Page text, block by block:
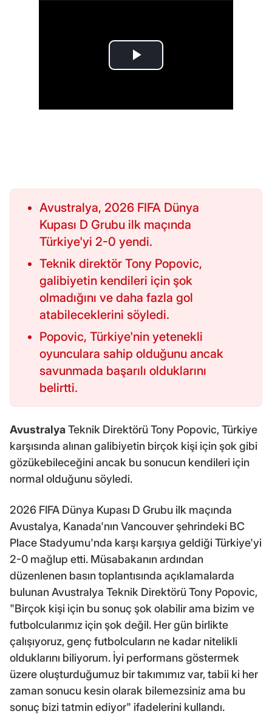
Avustralya, 2026 FIFA Dünya
Kupası D Grubu ilk maçında
Türkiye'yi 2-0 yendi.
Teknik direktör Tony Popovic,
galibiyetin kendileri için şok
olmadığını ve daha fazla gol
atabileceklerini söyledi.
Popovic, Türkiye'nin yetenekli
oyunculara sahip olduğunu ancak
savunmada başarılı olduklarını
belirtti.
Avustralya Teknik Direktörü Tony Popovic, Türkiye
karşısında alınan galibiyetin birçok kişi için şok gibi
gözükebileceğini ancak bu sonucun kendileri için
normal olduğunu söyledi.
2026 FIFA Dünya Kupası D Grubu ilk maçında
Avustalya, Kanada'nın Vancouver şehrindeki BC
Place Stadyumu'nda karşı karşıya geldiği Türkiye'yi
2-0 mağlup etti. Müsabakanın ardından
düzenlenen basın toplantısında açıklamalarda
bulunan Avustralya Teknik Direktörü Tony Popovic,
"Birçok kişi için bu sonuç şok olabilir ama bizim ve
futbolcularımız için şok değil. Her gün birlikte
çalışıyoruz, genç futbolcuların ne kadar nitelikli
olduklarını biliyorum. İyi performans göstermek
üzere oluşturduğumuz bir takımımız var, tabii ki her
zaman sonucu kesin olarak bilemezsiniz ama bu
sonuç bizi tatmin ediyor" ifadelerini kullandı.